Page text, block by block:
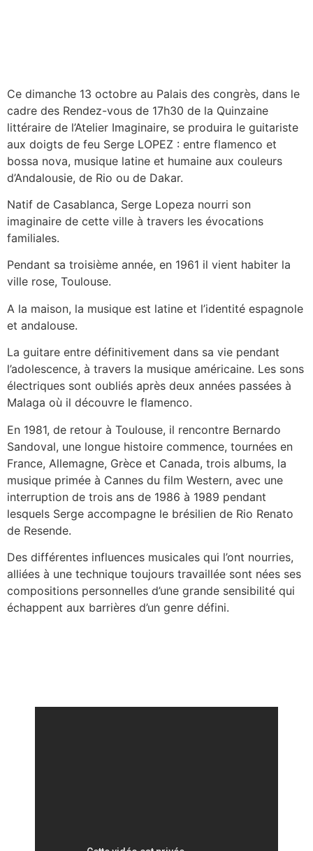
Ce dimanche 13 octobre au Palais des congrès, dans le
cadre des Rendez-vous de 17h30 de la Quinzaine
littéraire de l’Atelier Imaginaire, se produira le guitariste
aux doigts de feu Serge LOPEZ : entre flamenco et
bossa nova, musique latine et humaine aux couleurs
d’Andalousie, de Rio ou de Dakar.
Natif de Casablanca, Serge Lopeza nourri son
imaginaire de cette ville à travers les évocations
familiales.
Pendant sa troisième année, en 1961 il vient habiter la
ville rose, Toulouse.
A la maison, la musique est latine et l’identité espagnole
et andalouse.
La guitare entre définitivement dans sa vie pendant
l’adolescence, à travers la musique américaine. Les sons
électriques sont oubliés après deux années passées à
Malaga où il découvre le flamenco.
En 1981, de retour à Toulouse, il rencontre Bernardo
Sandoval, une longue histoire commence, tournées en
France, Allemagne, Grèce et Canada, trois albums, la
musique primée à Cannes du film Western, avec une
interruption de trois ans de 1986 à 1989 pendant
lesquels Serge accompagne le brésilien de Rio Renato
de Resende.
Des différentes influences musicales qui l’ont nourries,
alliées à une technique toujours travaillée sont nées ses
compositions personnelles d’une grande sensibilité qui
échappent aux barrières d’un genre défini.